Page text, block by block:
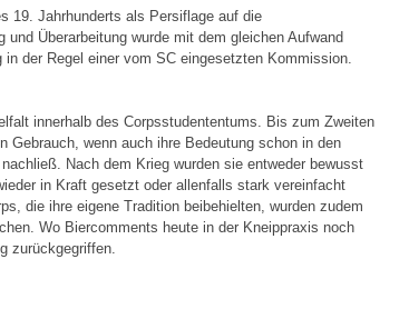
19. Jahrhunderts als Persiflage auf die
Überarbeitung wurde mit dem gleichen Aufwand
der Regel einer vom SC eingesetzten Kommission.
innerhalb des Corpsstudententums. Bis zum Zweiten
Gebrauch, wenn auch ihre Bedeutung schon in den
Nach dem Krieg wurden sie entweder bewusst
in Kraft gesetzt oder allenfalls stark vereinfacht
die ihre eigene Tradition beibehielten, wurden zudem
Wo Biercomments heute in der Kneippraxis noch
zurückgegriffen.